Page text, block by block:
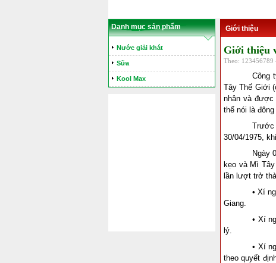
Danh mục sản phẩm
Nước giải khát
Sữa
Kool Max
Giới thiệu
Giới thiệu
Theo: 123456789
Công
Tây Thế Giới
nhân và
thể nói là
Trước
30/04/1975,
Ngày
kẹo và Mì
lần lượt trở
• Xí
Giang.
• Xí
lý.
• Xí
theo quyết